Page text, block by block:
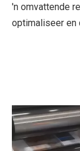
'n omvattende
optimaliseer en